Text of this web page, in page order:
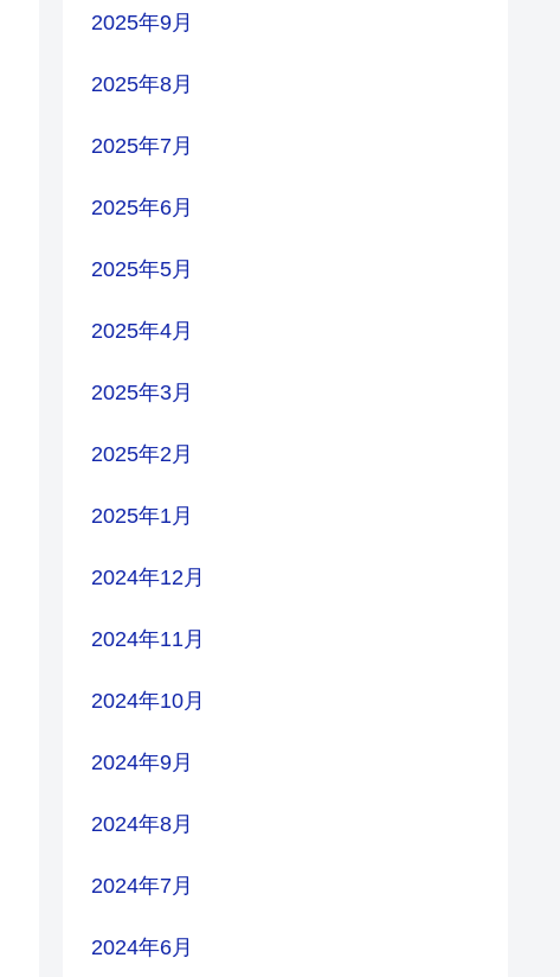
2025年9月
2025年8月
2025年7月
2025年6月
2025年5月
2025年4月
2025年3月
2025年2月
2025年1月
2024年12月
2024年11月
2024年10月
2024年9月
2024年8月
2024年7月
2024年6月